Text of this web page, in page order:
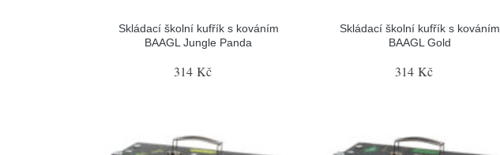
Skládací školní kufřík s kováním
BAAGL Jungle Panda
314 Kč
Skládací školní kufřík s kováním
BAAGL Gold
314 Kč